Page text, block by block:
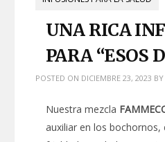
UNA RICA
PARA “ESOS
POSTED ON DICIEMBRE 23, 2023 BY
Nuestra mezcla
auxiliar en los